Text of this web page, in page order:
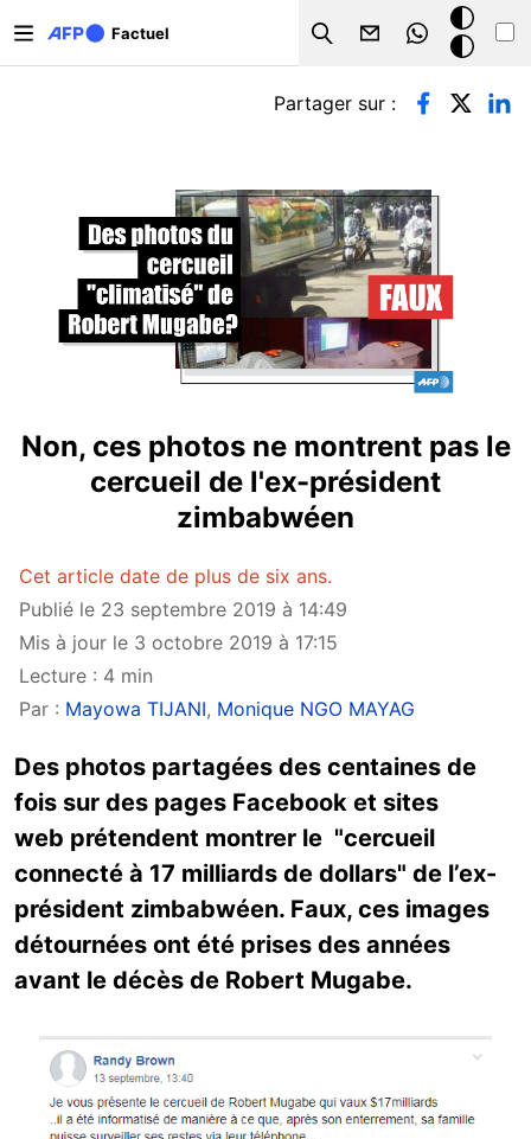
Factuel
Search
Mode
sombre
Onglets principaux
Partager sur :
Non, ces photos ne montrent pas le
cercueil de l'ex-président
zimbabwéen
Cet article date de plus de six ans.
Publié le 23 septembre 2019 à 14:49
Mis à jour le 3 octobre 2019 à 17:15
Lecture : 4 min
Par : Mayowa TIJANI, Monique NGO MAYAG
Des photos partagées des centaines de
fois sur des pages Facebook et sites
web prétendent montrer le "cercueil
connecté à 17 milliards de dollars" de l’ex-
président zimbabwéen. Faux, ces images
détournées ont été prises des années
avant le décès de Robert Mugabe.
Image